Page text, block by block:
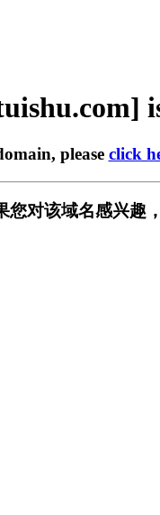
please click
您对该域名感兴趣